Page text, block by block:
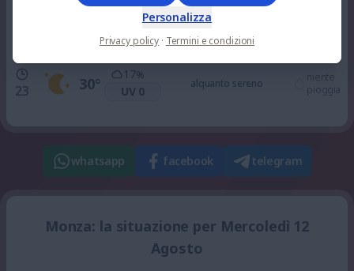
%
alquanto sereno
23 30°
17%
UV 0
alquanto sereno
niente
pioggia
whatsapp facebook telegram
Monza: la situazione per Mercoledì 12
Agosto
Personalizza
Privacy policy · Termini e condizioni